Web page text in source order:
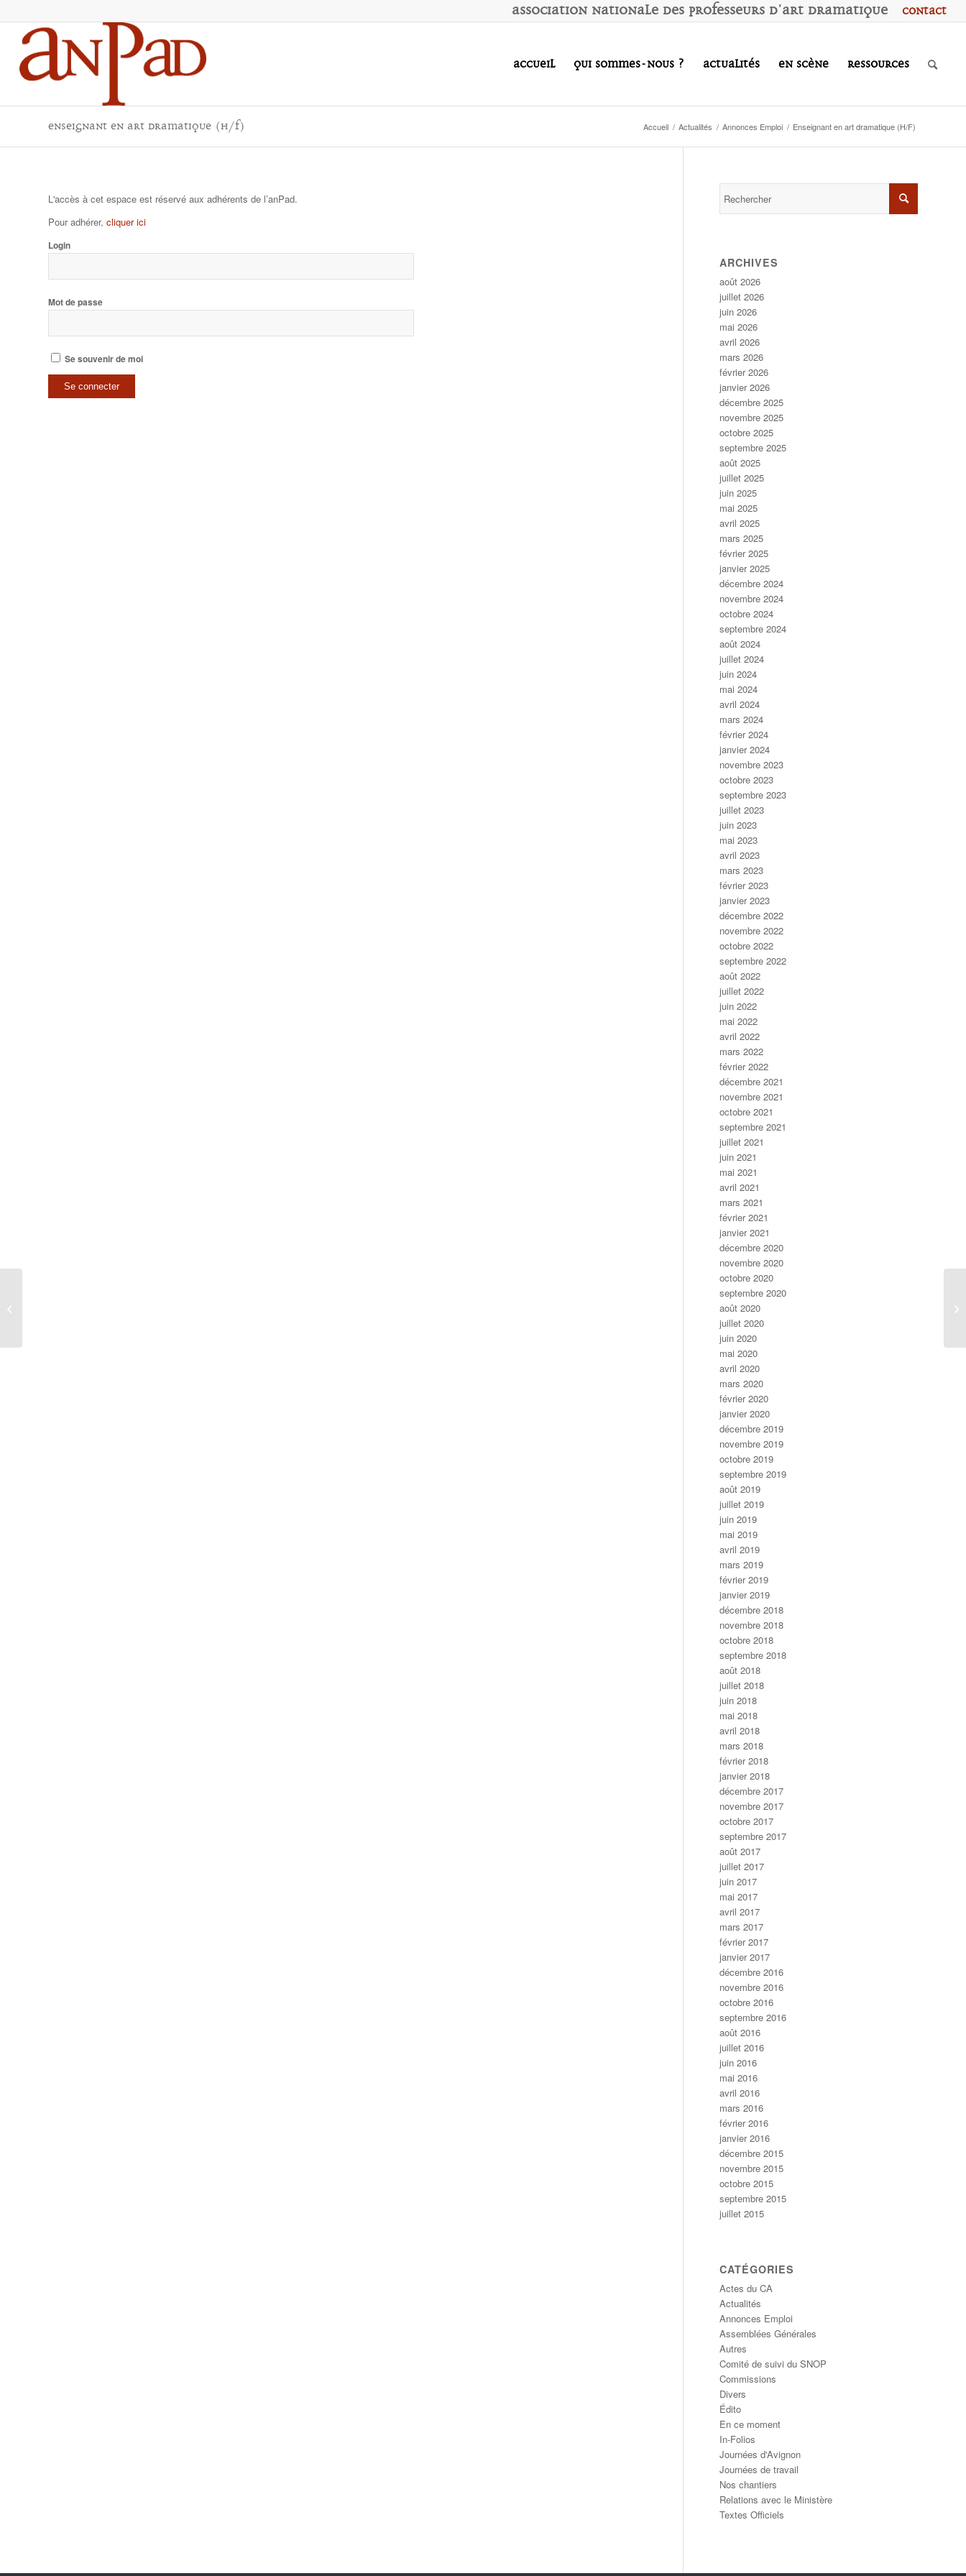
Contact
Association Nationale des Professeurs d'Art Dramatique
Accueil Qui sommes-nous ? Actualités En scène Ressources
Enseignant en art dramatique (H/F) Accueil / Actualités / Annonces Emploi / Enseignant en art dramatique (H/F)
L'accès à cet espace est réservé aux adhérents de l’anPad.
Pour adhérer, cliquer ici
Login
Mot de passe
Se souvenir de moi
ARCHIVES
août 2026
juillet 2026
juin 2026
mai 2026
avril 2026
mars 2026
février 2026
janvier 2026
décembre 2025
novembre 2025
octobre 2025
septembre 2025
août 2025
juillet 2025
juin 2025
mai 2025
avril 2025
mars 2025
février 2025
janvier 2025
décembre 2024
novembre 2024
octobre 2024
septembre 2024
août 2024
juillet 2024
juin 2024
mai 2024
avril 2024
mars 2024
février 2024
janvier 2024
novembre 2023
octobre 2023
septembre 2023
juillet 2023
juin 2023
mai 2023
avril 2023
mars 2023
février 2023
janvier 2023
décembre 2022
novembre 2022
octobre 2022
septembre 2022
août 2022
juillet 2022
juin 2022
mai 2022
avril 2022
mars 2022
février 2022
décembre 2021
novembre 2021
octobre 2021
septembre 2021
juillet 2021
juin 2021
mai 2021
avril 2021
mars 2021
février 2021
janvier 2021
décembre 2020
novembre 2020
octobre 2020
septembre 2020
août 2020
juillet 2020
juin 2020
mai 2020
avril 2020
mars 2020
février 2020
janvier 2020
décembre 2019
novembre 2019
octobre 2019
septembre 2019
août 2019
juillet 2019
juin 2019
mai 2019
avril 2019
mars 2019
février 2019
janvier 2019
décembre 2018
novembre 2018
octobre 2018
septembre 2018
août 2018
juillet 2018
juin 2018
mai 2018
avril 2018
mars 2018
février 2018
janvier 2018
décembre 2017
novembre 2017
octobre 2017
septembre 2017
août 2017
juillet 2017
juin 2017
mai 2017
avril 2017
mars 2017
février 2017
janvier 2017
décembre 2016
novembre 2016
octobre 2016
septembre 2016
août 2016
juillet 2016
juin 2016
mai 2016
avril 2016
mars 2016
février 2016
janvier 2016
décembre 2015
novembre 2015
octobre 2015
septembre 2015
juillet 2015
CATÉGORIES
Actes du CA
Actualités
Annonces Emploi
Assemblées Générales
Autres
Comité de suivi du SNOP
Commissions
Divers
Édito
En ce moment
In-Folios
Journées d'Avignon
Journées de travail
Nos chantiers
Relations avec le Ministère
Textes Officiels